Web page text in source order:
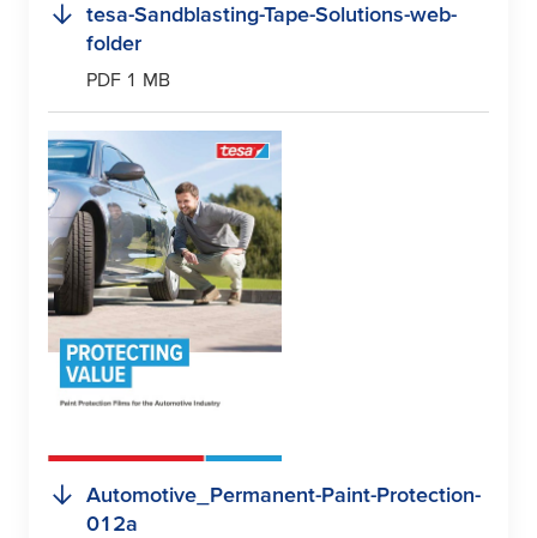
tesa-Sandblasting-Tape-Solutions-web-
folder
PDF 1 MB
Automotive_Permanent-Paint-Protection-
012a